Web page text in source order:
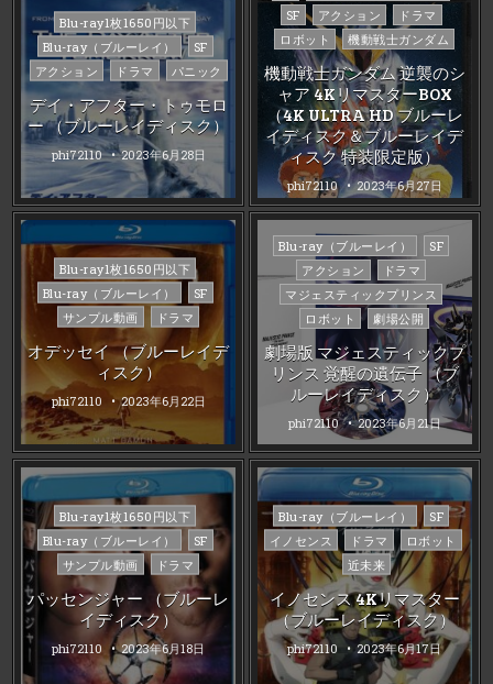
Posted
in
Blu-ray1枚1650円以下
Blu-ray（ブルーレイ）
SF
アクション
ドラマ パニック
デイ・アフター・トゥモロ
ー （ブルーレイディスク）
phi72110 2023年6月28日
inSF
アクション
ドラマ
ロボット
機動戦士ガンダム
機動戦士ガンダム 逆襲のシ
ャア 4KリマスターBOX
（4K ULTRA HD ブルーレ
イディスク＆ブルーレイデ
ィスク 特装限定版）
phi72110 2023年6月27日
Posted
in
Blu-ray1枚1650円以下
Blu-ray（ブルーレイ）
SF
サンプル動画
ドラマ
オデッセイ （ブルーレイデ
ィスク）
phi72110 2023年6月22日
Posted
Blu-ray（ブルーレイ）
SF
アクション
ドラマ
マジェスティックプリンス
ロボット
劇場公開
劇場版 マジェスティックプ
リンス 覚醒の遺伝子 （ブ
ルーレイディスク）
phi72110 2023年6月21日
Posted
in
Blu-ray1枚1650円以下
Blu-ray（ブルーレイ）
SF
サンプル動画
ドラマ
パッセンジャー （ブルーレ
イディスク）
phi72110 2023年6月18日
Posted
in
Blu-ray（ブルーレイ）
SF
イノセンス
ドラマ
ロボット
近未来
イノセンス 4Kリマスター
（ブルーレイディスク）
phi72110 2023年6月17日